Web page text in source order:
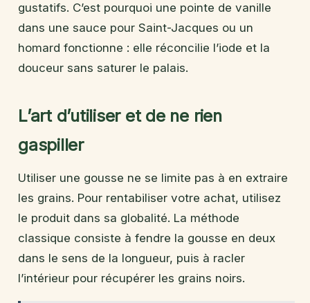
gustatifs. C’est pourquoi une pointe de vanille
dans une sauce pour Saint-Jacques ou un
homard fonctionne : elle réconcilie l’iode et la
douceur sans saturer le palais.
L’art d’utiliser et de ne rien
gaspiller
Utiliser une gousse ne se limite pas à en extraire
les grains. Pour rentabiliser votre achat, utilisez
le produit dans sa globalité. La méthode
classique consiste à fendre la gousse en deux
dans le sens de la longueur, puis à racler
l’intérieur pour récupérer les grains noirs.